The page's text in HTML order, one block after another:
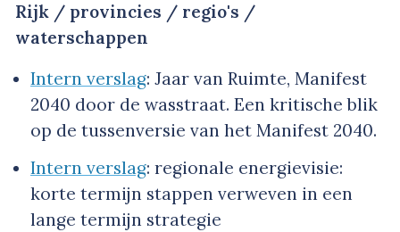
Rijk / provincies / regio's /
waterschappen
Intern verslag: Jaar van Ruimte, Manifest
2040 door de wasstraat. Een kritische blik
op de tussenversie van het Manifest 2040.
Intern verslag: regionale energievisie:
korte termijn stappen verweven in een
lange termijn strategie